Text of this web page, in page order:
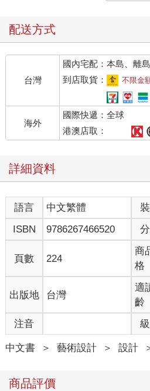
緒？這位使用者會運用到五感中的
讓他們憶起哪些開心的體驗？這項
產品應該是要堅固、耐用、讓人心生
烈、一應俱全、異想天開、新奇、復
怎麼樣的大小跟比例才會讓消費者覺
色、材質、形狀跟圖樣才是恰當的
體以及其他互動點（interaction point
型？這項產品是被歸類為傳統類型，
期待的是什麼樣的價值？是安全性
用來描述使用者使用這項產品的經
最讓人感到印象深刻的點是什麼？感
這項產品？預設的目標使用者是什麼
哪些關鍵要素可以被應用於產品上，
25、三種構思造型的方法
加法造型是透過將零件組合、連接、
法造型多半帶有機械的美感，古典的
減法造型則是透過削減材料達成，比
材。減法造型傾向於呈現出統一的外
形變造型是透過施加壓力成形，比方
是一例。
配送方式
台灣
國內宅配：本島、離島
到店取貨：
不限金
海外
國際快遞：全球
港澳店取：
詳細資料
語言 中文繁體
ISBN
9786267466520
頁數 224
商
格
出版地 台灣
適
齡
注音
中文書 ＞ 藝術設計 ＞ 設計
商品評價